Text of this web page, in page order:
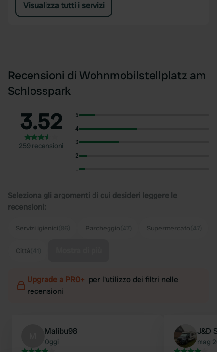
Visualizza tutti i servizi
Recensioni di Wohnmobilstellplatz am
Schlosspark
3.52
259 recensioni
5
4
3
2
1
Seleziona gli argomenti di cui desideri leggere le
recensioni:
Servizi igienici Parcheggio Supermercato
Città
Upgrade a PRO+ per l'utilizzo dei filtri nelle
recensioni
Malibu98
Oggi
J&D
mag